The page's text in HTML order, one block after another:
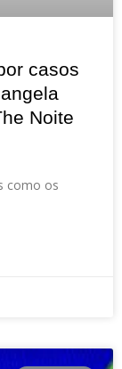
casos
Noite
como os